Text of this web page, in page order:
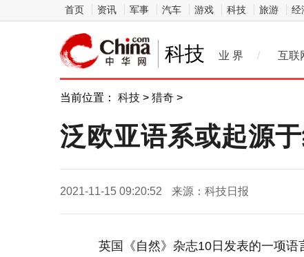
首页 资讯 军事 汽车 游戏 科技 旅游 经
科技 业 界 / 互联
当前位置： 科技 > 猎奇 >
泛欧亚语系或起源
2021-11-15 09:20:52 来源：科技日报
英国《自然》杂志10日发表的一项